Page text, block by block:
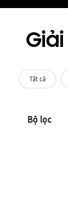
Tất cả
Bộ lọc